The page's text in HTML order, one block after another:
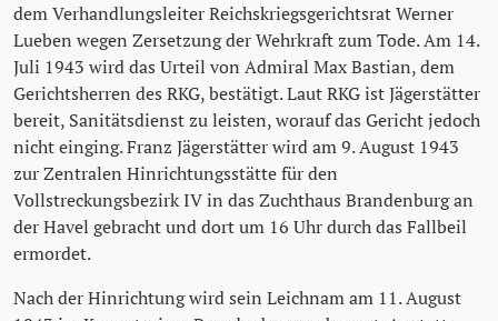
dem Verhandlungsleiter Reichskriegsgerichtsrat Werner
Lueben wegen Zersetzung der Wehrkraft zum Tode. Am 14.
Juli 1943 wird das Urteil von Admiral Max Bastian, dem
Gerichtsherren des RKG, bestätigt. Laut RKG ist Jägerstätter
bereit, Sanitätsdienst zu leisten, worauf das Gericht jedoch
nicht einging. Franz Jägerstätter wird am 9. August 1943
zur Zentralen Hinrichtungsstätte für den
Vollstreckungsbezirk IV in das Zuchthaus Brandenburg an
der Havel gebracht und dort um 16 Uhr durch das Fallbeil
ermordet.
Nach der Hinrichtung wird sein Leichnam am 11. August